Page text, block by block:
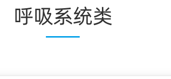
呼吸系统类